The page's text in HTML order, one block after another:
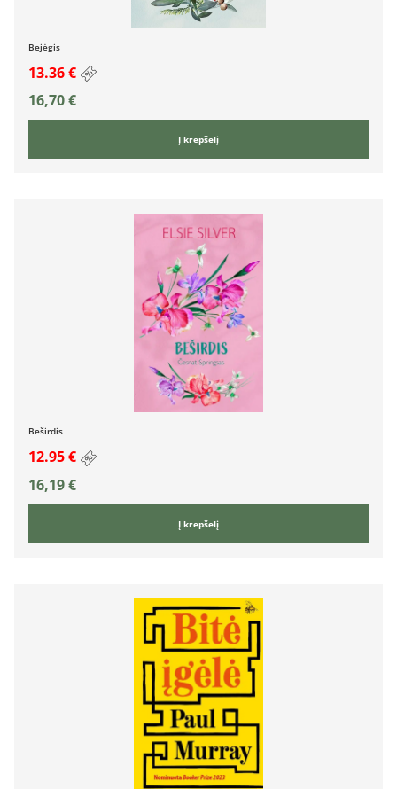
Bejėgis
13.36 €
16,70€
Į krepšelį
Beširdis
12.95 €
16,19€
Į krepšelį